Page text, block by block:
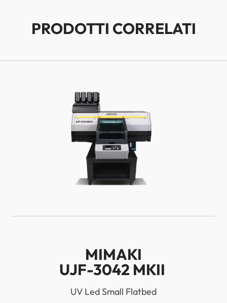
PRODOTTI CORRELATI
MIMAKI
UJF-3042 MKII
UV Led Small Flatbed